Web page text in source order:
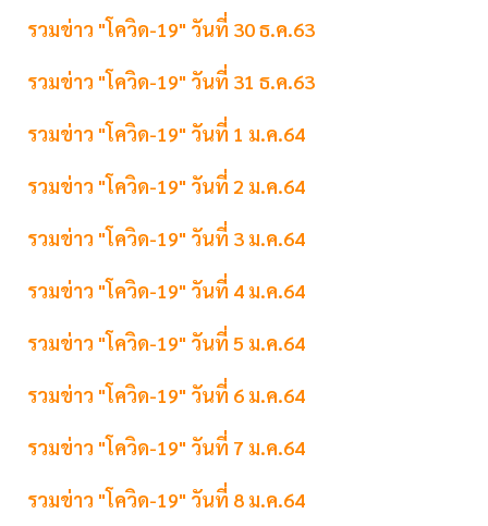
รวมข่าว "โควิด-19" วันที่ 30 ธ.ค.63
รวมข่าว "โควิด-19" วันที่ 31 ธ.ค.63
รวมข่าว "โควิด-19" วันที่ 1 ม.ค.64
รวมข่าว "โควิด-19" วันที่ 2 ม.ค.64
รวมข่าว "โควิด-19" วันที่ 3 ม.ค.64
รวมข่าว "โควิด-19" วันที่ 4 ม.ค.64
รวมข่าว "โควิด-19" วันที่ 5 ม.ค.64
รวมข่าว "โควิด-19" วันที่ 6 ม.ค.64
รวมข่าว "โควิด-19" วันที่ 7 ม.ค.64
รวมข่าว "โควิด-19" วันที่ 8 ม.ค.64